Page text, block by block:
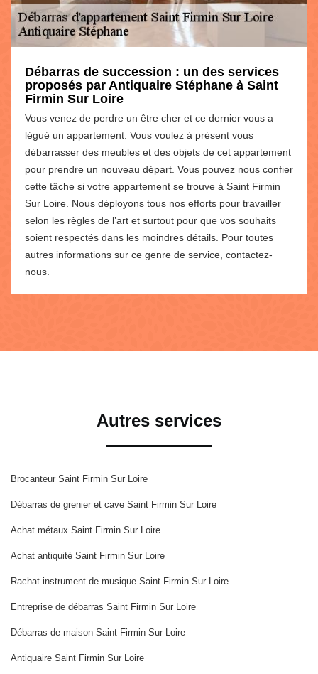
Débarras de succession : un des services
proposés par Antiquaire Stéphane à Saint
Firmin Sur Loire
Vous venez de perdre un être cher et ce dernier vous a
légué un appartement. Vous voulez à présent vous
débarrasser des meubles et des objets de cet appartement
pour prendre un nouveau départ. Vous pouvez nous confier
cette tâche si votre appartement se trouve à Saint Firmin
Sur Loire. Nous déployons tous nos efforts pour travailler
selon les règles de l’art et surtout pour que vos souhaits
soient respectés dans les moindres détails. Pour toutes
autres informations sur ce genre de service, contactez-
nous.
Autres services
Brocanteur Saint Firmin Sur Loire
Débarras de grenier et cave Saint Firmin Sur Loire
Achat métaux Saint Firmin Sur Loire
Achat antiquité Saint Firmin Sur Loire
Rachat instrument de musique Saint Firmin Sur Loire
Entreprise de débarras Saint Firmin Sur Loire
Débarras de maison Saint Firmin Sur Loire
Antiquaire Saint Firmin Sur Loire